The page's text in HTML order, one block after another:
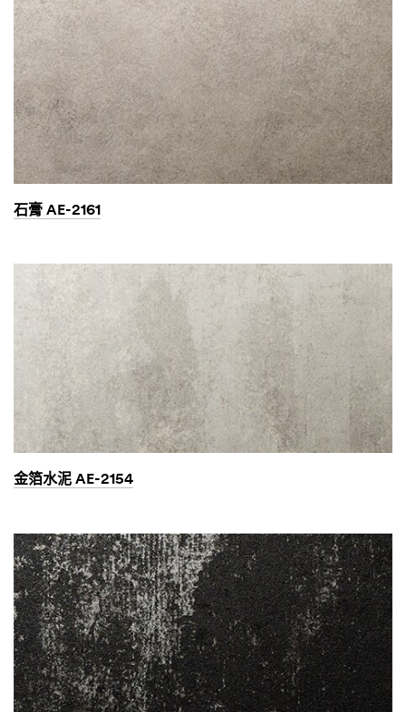
石膏 AE-2161
金箔水泥 AE-2154